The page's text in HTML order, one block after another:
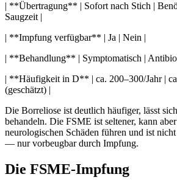
| **Übertragung** | Sofort nach Stich |
Saugzeit |
| **Impfung verfügbar** | Ja | Nein |
| **Behandlung** | Symptomatisch |
| **Häufigkeit in D** | ca. 200–300/Jahr |
(geschätzt) |
Die Borreliose ist deutlich häufiger, lässt
behandeln. Die FSME ist seltener, kann
neurologischen Schäden führen und ist
— nur vorbeugbar durch Impfung.
Die FSME-Impfung